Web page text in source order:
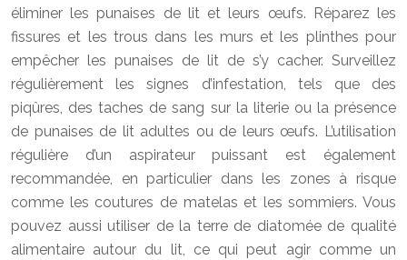
éliminer les punaises de lit et leurs œufs. Réparez les
fissures et les trous dans les murs et les plinthes pour
empêcher les punaises de lit de s’y cacher. Surveillez
régulièrement les signes d’infestation, tels que des
piqûres, des taches de sang sur la literie ou la présence
de punaises de lit adultes ou de leurs œufs. L’utilisation
régulière d’un aspirateur puissant est également
recommandée, en particulier dans les zones à risque
comme les coutures de matelas et les sommiers. Vous
pouvez aussi utiliser de la terre de diatomée de qualité
alimentaire autour du lit, ce qui peut agir comme un